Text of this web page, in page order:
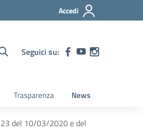
Accedi
Seguici su:
Trasparenza News
del 10/03/2020 e del